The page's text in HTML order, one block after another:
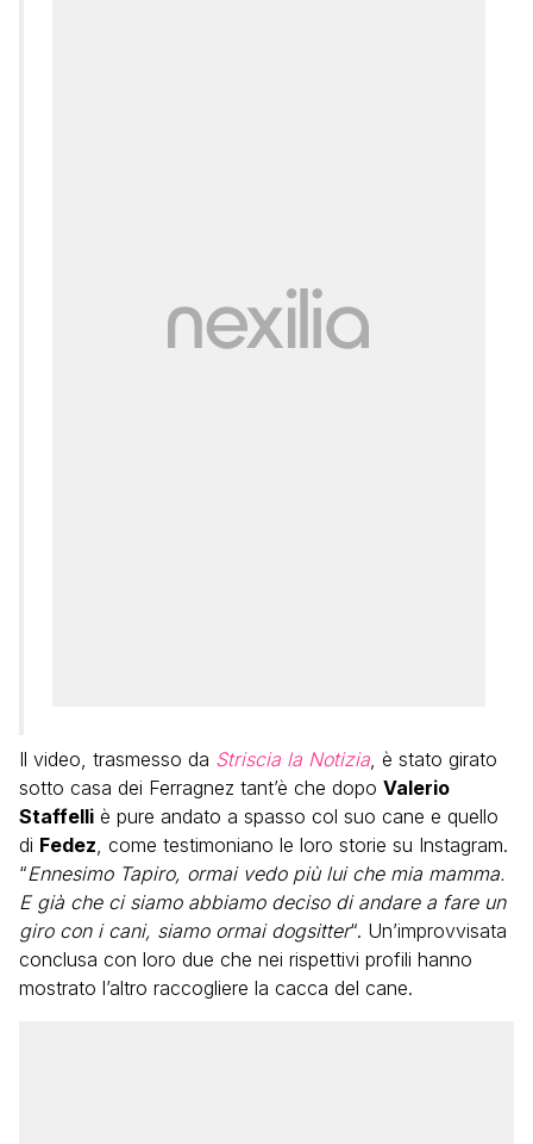
Il video, trasmesso da Striscia la Notizia, è stato girato
sotto casa dei Ferragnez tant’è che dopo Valerio
Staffelli è pure andato a spasso col suo cane e quello
di Fedez, come testimoniano le loro storie su Instagram.
“Ennesimo Tapiro, ormai vedo più lui che mia mamma.
E già che ci siamo abbiamo deciso di andare a fare un
giro con i cani, siamo ormai dogsitter“. Un’improvvisata
conclusa con loro due che nei rispettivi profili hanno
mostrato l’altro raccogliere la cacca del cane.